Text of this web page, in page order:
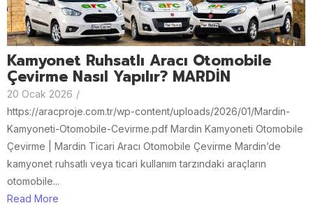
Kamyonet Ruhsatlı Aracı Otomobile
Çevirme Nasıl Yapılır? MARDİN
20 Ocak 2026 /
https://aracproje.com.tr/wp-content/uploads/2026/01/Mardin-
Kamyoneti-Otomobile-Cevirme.pdf Mardin Kamyoneti Otomobile
Çevirme | Mardin Ticari Aracı Otomobile Çevirme Mardin’de
kamyonet ruhsatlı veya ticari kullanım tarzındaki araçların
otomobile...
Read More